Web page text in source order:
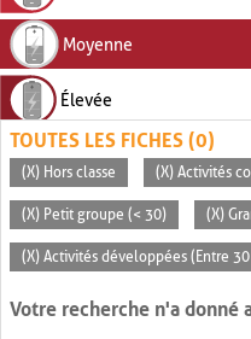
Moyenne
Élevée
TOUTES LES FICHES (0)
(X) Hors classe (X) Activités
(X) Petit groupe (< 30) (X)
(X) Activités développées (Entre
Votre recherche n'a donné